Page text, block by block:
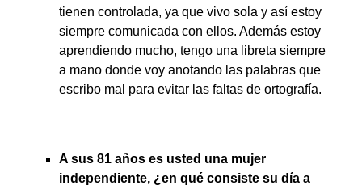
tienen controlada, ya que vivo sola y así estoy
siempre comunicada con ellos. Además estoy
aprendiendo mucho, tengo una libreta siempre
a mano donde voy anotando las palabras que
escribo mal para evitar las faltas de ortografía.
A sus 81 años es usted una mujer
independiente, ¿en qué consiste su día a